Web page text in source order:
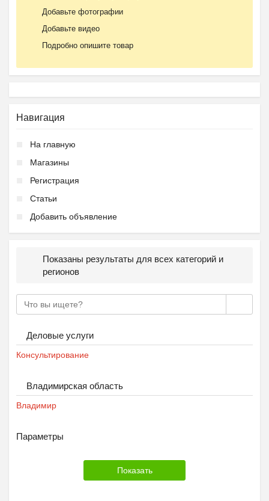
Добавьте фотографии
Добавьте видео
Подробно опишите товар
Навигация
На главную
Магазины
Регистрация
Статьи
Добавить объявление
Показаны результаты для всех категорий и
регионов
Деловые услуги
Консультирование
Владимирская область
Владимир
Параметры